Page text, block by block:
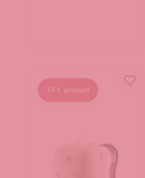
15 € gespart